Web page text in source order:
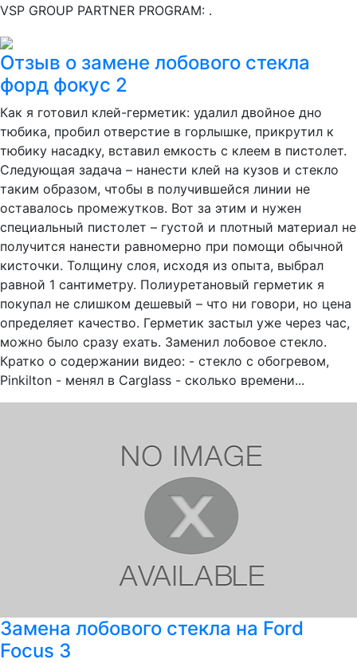
VSP GROUP PARTNER PROGRAM: .
Отзыв о замене лобового стекла
форд фокус 2
Как я готовил клей-герметик: удалил двойное дно
тюбика, пробил отверстие в горлышке, прикрутил к
тюбику насадку, вставил емкость с клеем в пистолет.
Следующая задача – нанести клей на кузов и стекло
таким образом, чтобы в получившейся линии не
оставалось промежутков. Вот за этим и нужен
специальный пистолет – густой и плотный материал не
получится нанести равномерно при помощи обычной
кисточки. Толщину слоя, исходя из опыта, выбрал
равной 1 сантиметру. Полиуретановый герметик я
покупал не слишком дешевый – что ни говори, но цена
определяет качество. Герметик застыл уже через час,
можно было сразу ехать. Заменил лобовое стекло.
Кратко о содержании видео: - стекло с обогревом,
Pinkilton - менял в Carglass - сколько времени...
Замена лобового стекла на Ford
Focus 3